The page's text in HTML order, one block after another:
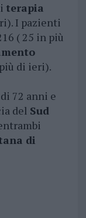
terapia
I pazienti
( 25 in più
di ieri).
72 anni e
del Sud
di